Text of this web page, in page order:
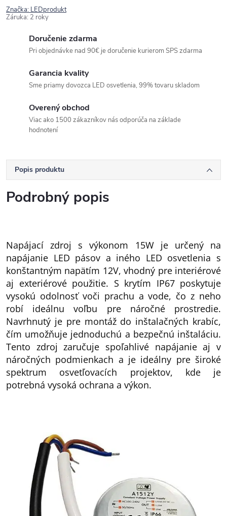
Značka: LEDprodukt
Záruka: 2 roky
Doručenie zdarma
Pri objednávke nad 90€ je doručenie kurierom SPS zdarma
Garancia kvality
Sme priamy dovozca LED osvetlenia, 99% tovaru skladom
Overený obchod
Viac ako 1500 zákazníkov nás odporúča na základe
hodnotení
Popis produktu
Podrobný popis
Napájací zdroj s výkonom 15W je určený na
napájanie LED pásov a iného LED osvetlenia s
konštantným napätím 12V, vhodný pre interiérové
aj exteriérové použitie. S krytím IP67 poskytuje
vysokú odolnosť voči prachu a vode, čo z neho
robí ideálnu voľbu pre náročné prostredie.
Navrhnutý je pre montáž do inštalačných krabíc,
čím umožňuje jednoduchú a bezpečnú inštaláciu.
Tento zdroj zaručuje spoľahlivé napájanie aj v
náročných podmienkach a je ideálny pre široké
spektrum osvetľovacích projektov, kde je
potrebná vysoká ochrana a výkon.